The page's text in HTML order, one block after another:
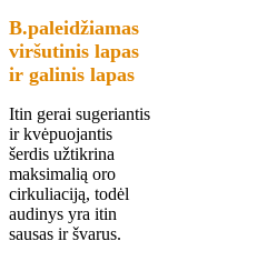
B.paleidžiamas
viršutinis lapas
ir galinis lapas
Itin gerai sugeriantis
ir kvėpuojantis
šerdis užtikrina
maksimalią oro
cirkuliaciją, todėl
audinys yra itin
sausas ir švarus.